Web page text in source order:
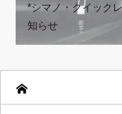
*シマノ・クイック
知らせ